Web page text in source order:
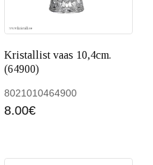
Kristallist vaas 10,4cm.
(64900)
8021010464900
8.00€